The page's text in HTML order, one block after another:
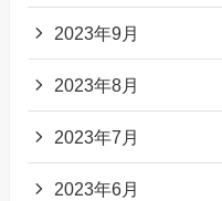
2023年9月
2023年8月
2023年7月
2023年6月